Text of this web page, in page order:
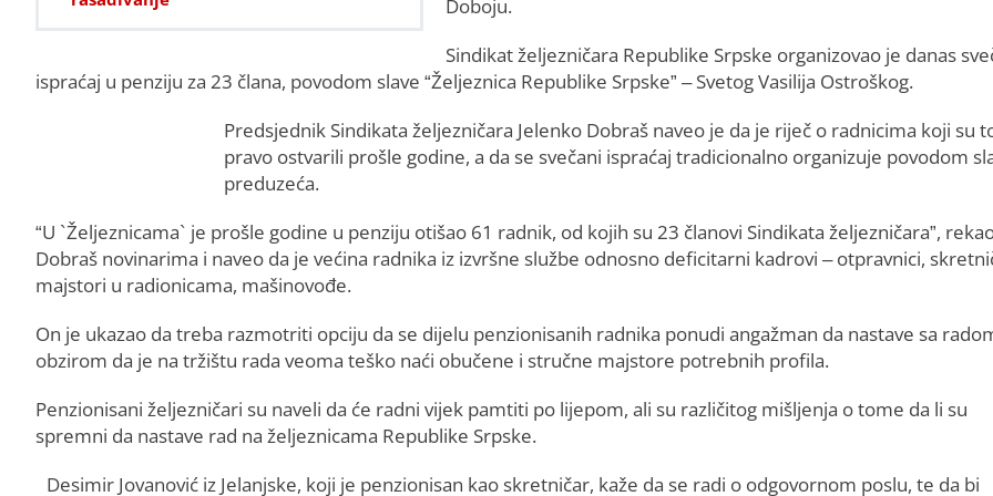
Doboju.
Sindikat željezničara Republike Srpske organizovao je danas
ispraćaj u penziju za 23 člana, povodom slave “Željeznica Republike Srpske” – Svetog Vasilija Ostroškog.
Predsjednik Sindikata željezničara Jelenko Dobraš naveo je da je riječ o radnicima koji su
pravo ostvarili prošle godine, a da se svečani ispraćaj tradicionalno organizuje povodom
preduzeća.
“U `Željeznicama` je prošle godine u penziju otišao 61 radnik, od kojih su 23 članovi Sindikata željezničara”,
Dobraš novinarima i naveo da je većina radnika iz izvršne službe odnosno deficitarni kadrovi – otpravnici,
majstori u radionicama, mašinovođe.
On je ukazao da treba razmotriti opciju da se dijelu penzionisanih radnika ponudi angažman da nastave sa
obzirom da je na tržištu rada veoma teško naći obučene i stručne majstore potrebnih profila.
Penzionisani željezničari su naveli da će radni vijek pamtiti po lijepom, ali su različitog mišljenja o tome da li su
spremni da nastave rad na željeznicama Republike Srpske.
Desimir Jovanović iz Jelanjske, koji je penzionisan kao skretničar, kaže da se radi o odgovornom poslu, te da bi